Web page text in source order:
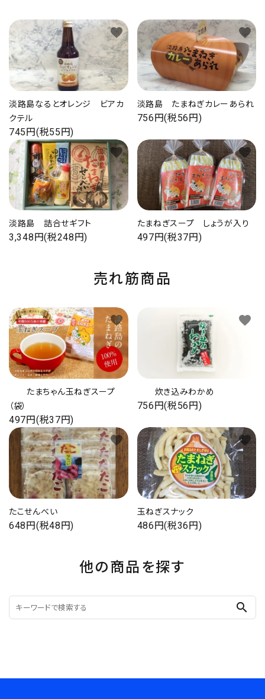
淡路島なるとオレンジ ビアカ
クテル
745円(税55円)
favorite
淡路島 たまねぎカレーあられ
756円(税56円)
favorite
淡路島 詰合せギフト
3,348円(税248円)
favorite
たまねぎスープ しょうが入り
497円(税37円)
favorite
売れ筋商品
たまちゃん玉ねぎスープ
（袋）
497円(税37円)
favorite
炊き込みわかめ
756円(税56円)
favorite
たこせんべい
648円(税48円)
favorite
玉ねぎスナック
486円(税36円)
favorite
他の商品を探す
search